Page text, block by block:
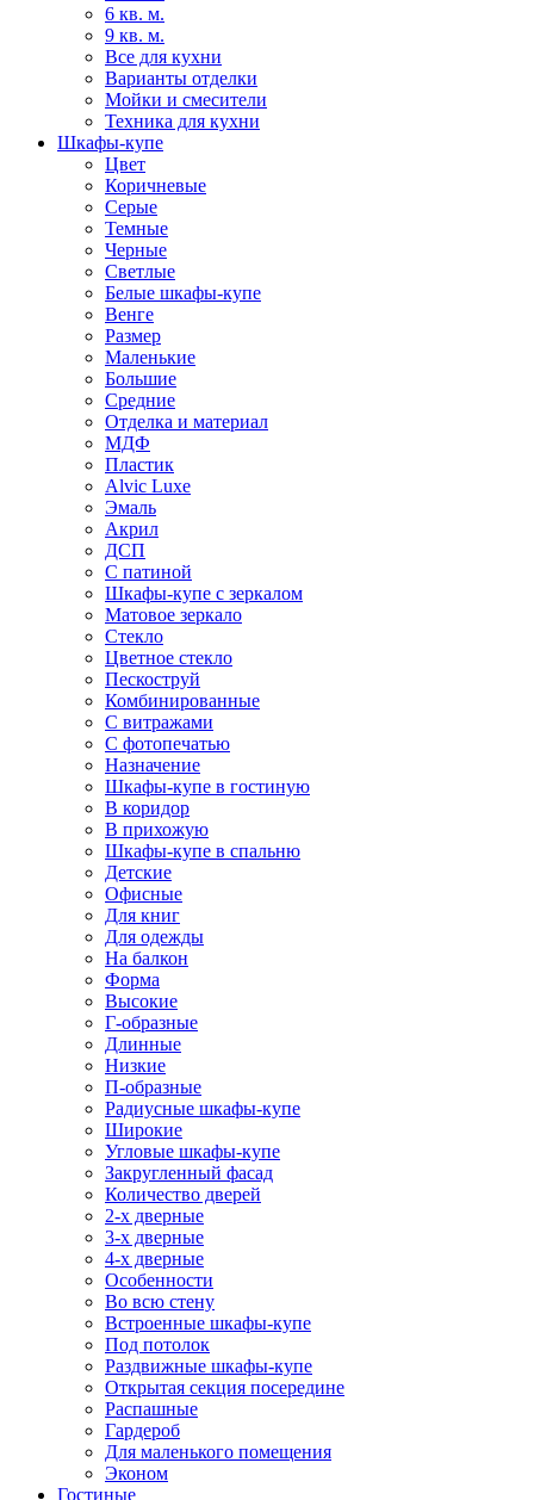
6 кв. м.
9 кв. м.
Все для кухни
Варианты отделки
Мойки и смесители
Техника для кухни
Шкафы-купе
Цвет
Коричневые
Серые
Темные
Черные
Светлые
Белые шкафы-купе
Венге
Размер
Маленькие
Большие
Средние
Отделка и материал
МДФ
Пластик
Alvic Luxe
Эмаль
Акрил
ДСП
С патиной
Шкафы-купе с зеркалом
Матовое зеркало
Стекло
Цветное стекло
Пескоструй
Комбинированные
С витражами
С фотопечатью
Назначение
Шкафы-купе в гостиную
В коридор
В прихожую
Шкафы-купе в спальню
Детские
Офисные
Для книг
Для одежды
На балкон
Форма
Высокие
Г-образные
Длинные
Низкие
П-образные
Радиусные шкафы-купе
Широкие
Угловые шкафы-купе
Закругленный фасад
Количество дверей
2-х дверные
3-х дверные
4-х дверные
Особенности
Во всю стену
Встроенные шкафы-купе
Под потолок
Раздвижные шкафы-купе
Открытая секция посередине
Распашные
Гардероб
Для маленького помещения
Эконом
Гостиные